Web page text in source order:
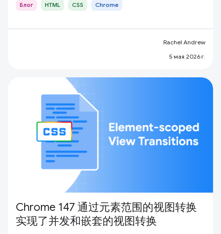
Блог HTML CSS Chrome
Rachel Andrew
5 мая 2026 г.
Chrome 147 通过元素范围的视图转换
实现了并发和嵌套的视图转换